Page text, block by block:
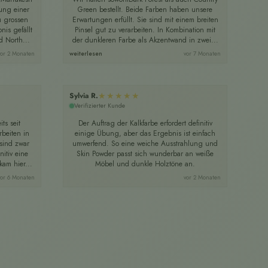
einer
gefällt
North...
2 Monaten
seit
in
zwar
eine
hier...
6 Monaten
Green bestellt. Beide Farben haben unsere
Erwartungen erfüllt. Sie sind mit einem breiten
Pinsel gut zu verarbeiten. In Kombination mit
der dunkleren Farbe als Akzentwand in zwei...
weiterlesen vor 7 Monaten
Sylvia R.★★★★★
Verifizierter Kunde
Der Auftrag der Kalkfarbe erfordert definitiv
einige Übung, aber das Ergebnis ist einfach
umwerfend. So eine weiche Ausstrahlung und
Skin Powder passt sich wunderbar an weiße
Möbel und dunkle Holztöne an.
vor 2 Monaten